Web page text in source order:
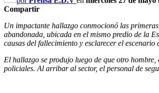
Compartir
Un impactante hallazgo conmocionó las
abandonada, ubicada en el mismo predio de la
causas del fallecimiento y esclarecer el escenario
El hallazgo se produjo luego de que otro
policiales. Al arribar al sector, el personal de